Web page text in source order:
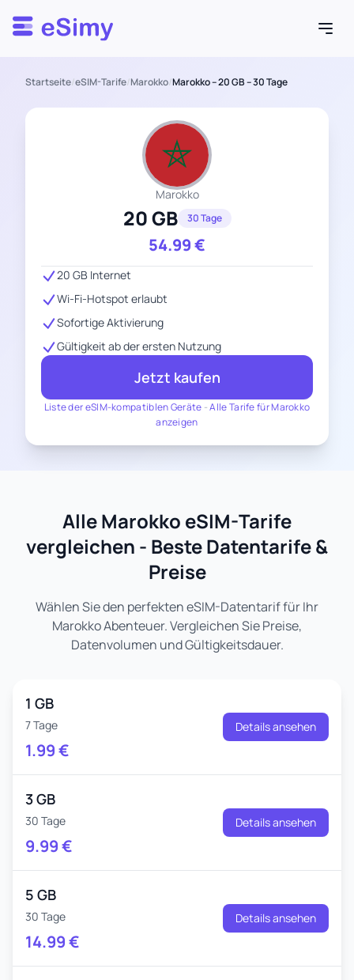
Esimy
Startseite/eSIM-Tarife/Marokko/Marokko – 20 GB – 30 Tage
Marokko
20 GB 30 Tage
54.99€
Liste der eSIM-kompatiblen Geräte -Alle Tarife für Marokko
anzeigen
20 GB Internet
Wi-Fi-Hotspot erlaubt
Sofortige Aktivierung
Gültigkeit ab der ersten Nutzung
Jetzt kaufen
Alle Marokko eSIM-Tarife
vergleichen - Beste Datentarife &
Preise
Wählen Sie den perfekten eSIM-Datentarif für Ihr
Marokko Abenteuer. Vergleichen Sie Preise,
Datenvolumen und Gültigkeitsdauer.
1 GB
7 Tage
1.99€
Details ansehen
3 GB
30 Tage
9.99€
Details ansehen
5 GB
30 Tage
14.99€
Details ansehen